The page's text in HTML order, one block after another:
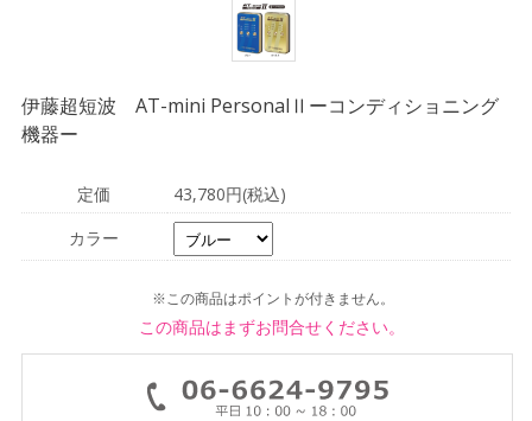
伊藤超短波 AT-mini PersonalⅡーコンディショニング
機器ー
定価
43,780円(税込)
カラー
※この商品はポイントが付きません。
この商品はまずお問合せください。